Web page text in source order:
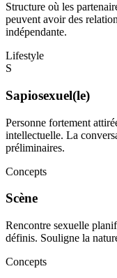
Structure où les
peuvent avoir des
indépendante.
Lifestyle
S
Sapiosexuel(le)
Personne fortement
intellectuelle. La
préliminaires.
Concepts
Scène
Rencontre sexuelle
définis. Souligne la
Concepts